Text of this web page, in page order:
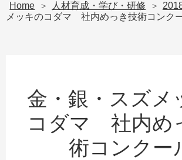
Home > 人材育成・学び・研修 >
メッキのコダマ 社内めっき技術コンク
金・銀・スズメ
コダマ 社内め
術コンクー